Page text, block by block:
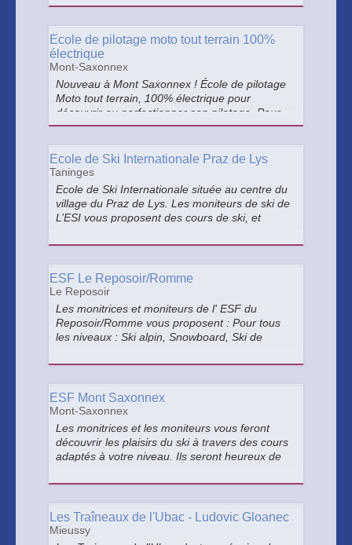
découverte du métier, lecture du chien, et 4 h
inoubliable.
École de pilotage moto tout terrain 100%
électrique
Mont-Saxonnex
Nouveau à Mont Saxonnex ! École de pilotage
Moto tout terrain, 100% électrique pour
découvrir ou perfectionner son pilotage. Pour
enfants à partir de 6 ans (vélo acquis) et
Ecole de Ski Internationale Praz de Lys
Taninges
Ecole de Ski Internationale située au centre du
village du Praz de Lys. Les moniteurs de ski de
L’ESI vous proposent des cours de ski, et
particuliers .
ESF Le Reposoir/Romme
Le Reposoir
Les monitrices et moniteurs de l' ESF du
Reposoir/Romme vous proposent : Pour tous
les niveaux : Ski alpin, Snowboard, Ski de
Cours particuliers
ESF Mont Saxonnex
Mont-Saxonnex
Les monitrices et les moniteurs vous feront
découvrir les plaisirs du ski à travers des cours
adaptés à votre niveau. Ils seront heureux de
Les Traîneaux de l'Ubac - Ludovic Gloanec
Mieussy